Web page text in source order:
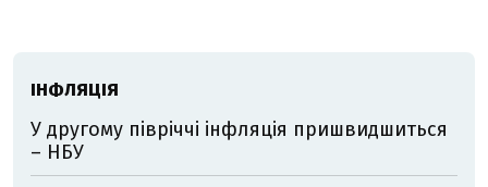
ІНФЛЯЦІЯ
У другому півріччі інфляція пришвидшиться
– НБУ